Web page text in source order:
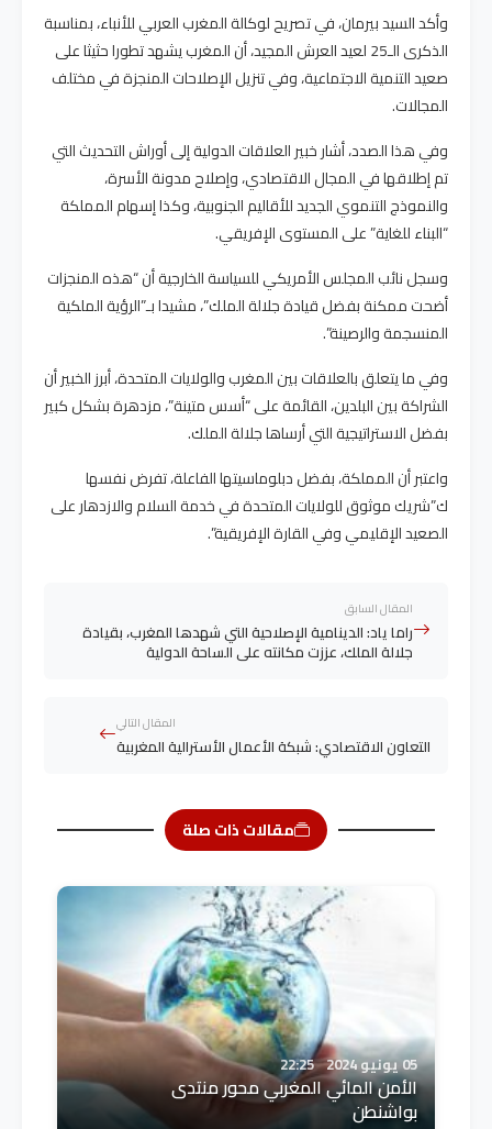
وأكد السيد بيرمان، في تصريح لوكالة المغرب العربي للأنباء، بمناسبة
الذكرى الـ25 لعيد العرش المجيد، أن المغرب يشهد تطورا حثيثا على
صعيد التنمية الاجتماعية، وفي تنزيل الإصلاحات المنجزة في مختلف
المجالات.
وفي هذا الصدد، أشار خبير العلاقات الدولية إلى أوراش التحديث التي
تم إطلاقها في المجال الاقتصادي، وإصلاح مدونة الأسرة،
والنموذج التنموي الجديد للأقاليم الجنوبية، وكذا إسهام المملكة
“البناء للغاية” على المستوى الإفريقي.
وسجل نائب المجلس الأمريكي للسياسة الخارجية أن “هذه المنجزات
أضحت ممكنة بفضل قيادة جلالة الملك”، مشيدا بـ”الرؤية الملكية
المنسجمة والرصينة”.
وفي ما يتعلق بالعلاقات بين المغرب والولايات المتحدة، أبرز الخبير أن
الشراكة بين البلدين، القائمة على “أسس متينة”، مزدهرة بشكل كبير
بفضل الاستراتيجية التي أرساها جلالة الملك.
واعتبر أن المملكة، بفضل دبلوماسيتها الفاعلة، تفرض نفسها
ك”شريك موثوق للولايات المتحدة في خدمة السلام والازدهار على
الصعيد الإقليمي وفي القارة الإفريقية”.
المقال السابق
راما ياد: الدينامية الإصلاحية التي شهدها المغرب، بقيادة
جلالة الملك، عززت مكانته على الساحة الدولية
المقال التالي
التعاون الاقتصادي: شبكة الأعمال الأسترالية المغربية
مقالات ذات صلة
05 يونيو 2024 22:25
الأمن المائي المغربي محور منتدى
بواشنطن